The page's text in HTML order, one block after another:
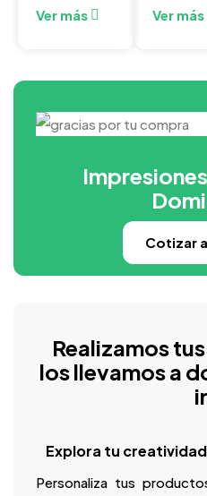
Ver más Ver más
Cotizar
Realizamos
los llevamos a
ir
Explora tu
Personaliza tus